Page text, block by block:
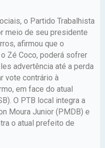
o Partido Trabalhista
meio de seu presidente
afirmou que o
Zé Coco, poderá sofrer
advertência até a perda
vote contrário à
em face do atual
O PTB local integra a
Moura Junior (PMDB) e
o atual prefeito de